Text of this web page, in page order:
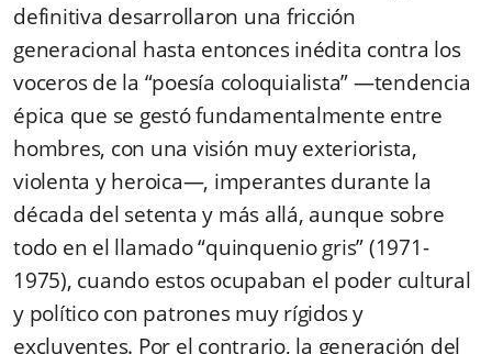
definitiva desarrollaron una fricción
generacional hasta entonces inédita contra los
voceros de la “poesía coloquialista” —tendencia
épica que se gestó fundamentalmente entre
hombres, con una visión muy exteriorista,
violenta y heroica—, imperantes durante la
década del setenta y más allá, aunque sobre
todo en el llamado “quinquenio gris” (1971-
1975), cuando estos ocupaban el poder cultural
y político con patrones muy rígidos y
excluyentes. Por el contrario, la generación del